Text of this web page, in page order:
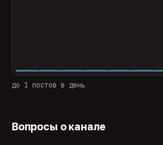
до 1 постов в день
Вопросы о канале